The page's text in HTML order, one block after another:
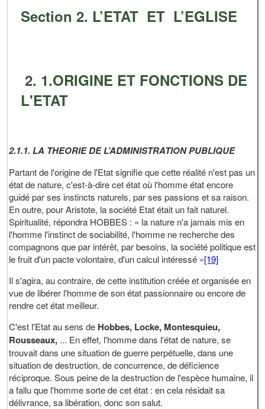
Section 2. L’ETAT ET L’EGLISE
2. 1.ORIGINE ET FONCTIONS DE
L'ETAT
2.1.1. LA THEORIE DE L’ADMINISTRATION PUBLIQUE
Partant de l'origine de l'Etat signifie que cette réalité n'est pas un
état de nature, c'est-à-dire cet état où l'homme état encore
guidé par ses instincts naturels, par ses passions et sa raison.
En outre, pour Aristote, la société Etat était un fait naturel.
Spiritualité, répondra HOBBES : « la nature n'a jamais mis en
l'homme l'instinct de sociabilité, l'homme ne recherche des
compagnons que par intérêt, par besoins, la société politique est
le fruit d'un pacte volontaire, d'un calcul intéressé »[19]
Il s'agira, au contraire, de cette institution créée et organisée en
vue de libérer l'homme de son état passionnaire ou encore de
rendre cet état meilleur.
C'est l'Etat au sens de Hobbes, Locke, Montesquieu,
Rousseaux, ... En effet, l'homme dans l'état de nature, se
trouvait dans une situation de guerre perpétuelle, dans une
situation de destruction, de concurrence, de déficience
réciproque. Sous peine de la destruction de l'espèce humaine, il
a fallu que l'homme sorte de cet état : en cela résidait sa
délivrance, sa libération, donc son salut.